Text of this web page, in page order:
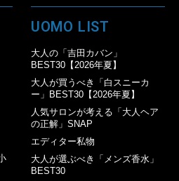
UOMO LIST
大人の「吉田カバン」
BEST30【2026年夏】
大人が買うべき「白スニーカ
ー」BEST30【2026年夏】
人気サロンが考える「大人ヘア
の正解」SNAP
エディター私物
大人が選ぶべき「メンズ香水」
BEST30